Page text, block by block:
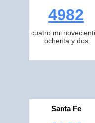
4982
cuatro mil
ochenta y dos
Santa Fe